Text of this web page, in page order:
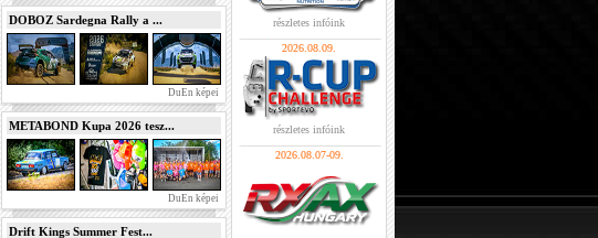
DOBOZ Sardegna Rally a ...
DuEn képei
METABOND Kupa 2026 tesz...
DuEn képei
Drift Kings Summer Fest...
részletes infóink
2026.08.09.
részletes infóink
2026.08.07-09.